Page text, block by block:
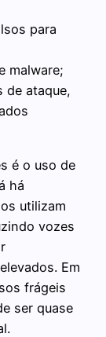
para
malware;
de ataque,
é o uso de
há
utilizam
vozes
Em
frágeis
ser quase